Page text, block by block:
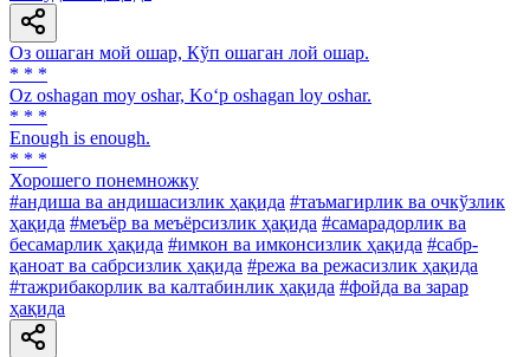
Оз ошаган мой ошар, Кўп ошаган лой ошар.
* * *
Oz oshagan moy oshar, Ko‘p oshagan loy oshar.
* * *
Enough is enough.
* * *
Хорошего понемножку
#андиша ва андишасизлик ҳақида #таъмагирлик ва очкўзлик
ҳақида #меъёр ва меъёрсизлик ҳақида #самарадорлик ва
бесамарлик ҳақида #имкон ва имконсизлик ҳақида #сабр-
қаноат ва сабрсизлик ҳақида #режа ва режасизлик ҳақида
#тажрибакорлик ва калтабинлик ҳақида #фойда ва зарар
ҳақида